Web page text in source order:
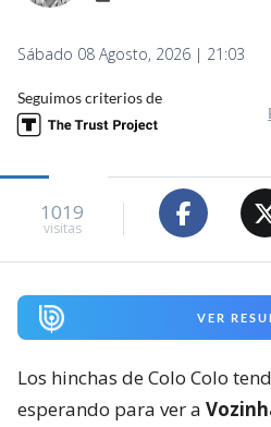
Sábado 08 Agosto, 2026 | 21:03
Seguimos criterios de
1019
visitas
VER
Los hinchas de Colo Colo
esperando para ver a